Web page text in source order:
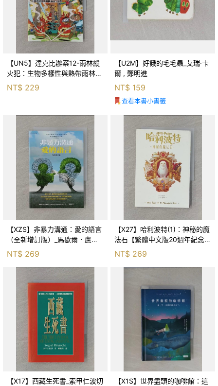
【UN5】達克比辦案12-雨林縱
火犯：生物多樣性與熱帶雨林生
態系_柯智元
NT$ 229
【U2M】好餓的毛毛蟲_艾瑞‧卡
爾 , 鄭明進
NT$ 159
查看本書小書籤
【XZS】非暴力溝通：愛的語言
（全新增訂版）_馬歇爾．盧森
堡, 蕭寶森
NT$ 269
【X27】哈利波特(1)：神秘的魔
法石【繁體中文版20週年紀念】
NT$ 269
【X17】西藏生死書_索甲仁波切
【X1S】世界盡頭的咖啡館：這